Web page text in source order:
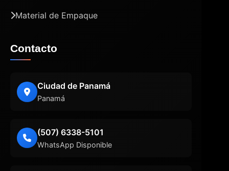
Material de Empaque
Contacto
Ciudad de Panamá
Panamá
(507) 6338-5101
WhatsApp Disponible